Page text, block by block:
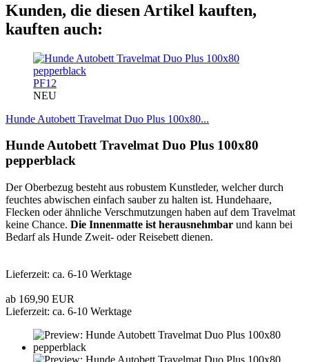
Kunden, die diesen Artikel kauften,
kauften auch:
PF12
NEU
Hunde Autobett Travelmat Duo Plus 100x80...
Hunde Autobett Travelmat Duo Plus 100x80
pepperblack
Der Oberbezug besteht aus robustem Kunstleder, welcher durch
feuchtes abwischen einfach sauber zu halten ist. Hundehaare,
Flecken oder ähnliche Verschmutzungen haben auf dem Travelmat
keine Chance. Die Innenmatte ist herausnehmbar und kann bei
Bedarf als Hunde Zweit- oder Reisebett dienen.
Lieferzeit: ca. 6-10 Werktage
ab 169,90 EUR
Lieferzeit: ca. 6-10 Werktage